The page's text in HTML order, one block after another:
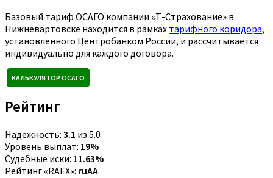
Базовый тариф ОСАГО компании «Т-Страхование» в
Нижневартовске находится в рамках тарифного коридора,
установленного Центробанком России, и рассчитывается
индивидуально для каждого договора.
КАЛЬКУЛЯТОР ОСАГО
Рейтинг
Надежность: 3.1 из 5.0
Уровень выплат: 19%
Судебные иски: 11.63%
Рейтинг «RAEX»: ruAA